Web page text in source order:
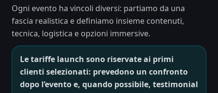
Ogni evento ha vincoli diversi: partiamo da una
fascia realistica e definiamo insieme contenuti,
tecnica, logistica e opzioni immersive.
Le tariffe launch sono riservate ai primi
clienti selezionati: prevedono un confronto
dopo l’evento e, quando possibile, testimonial